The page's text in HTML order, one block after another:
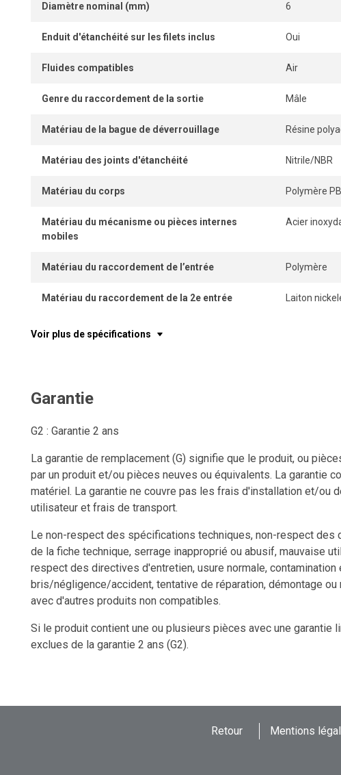
Diamètre nominal (mm) 6
Enduit d'étanchéité sur les filets inclus Oui
Fluides compatibles Air
Genre du raccordement de la sortie Mâle
Matériau de la bague de déverrouillage Résine
Matériau des joints d'étanchéité Nitrile/NBR
Matériau du corps Polymère
Matériau du mécanisme ou pièces internes
mobiles
Acier
Matériau du raccordement de l’entrée Polymère
Matériau du raccordement de la 2e entrée Laiton
Voir plus de spécifications
Garantie
G2 : Garantie 2 ans
La garantie de remplacement (G) signifie que le produit, ou
par un produit et/ou pièces neuves ou équivalents. La garantie
matériel. La garantie ne couvre pas les frais d'installation et/ou
utilisateur et frais de transport.
Le non-respect des spécifications techniques, non-respect
de la fiche technique, serrage inapproprié ou abusif, mauvaise
respect des directives d'entretien, usure normale,
bris/négligence/accident, tentative de réparation, démontage
avec d'autres produits non compatibles.
Si le produit contient une ou plusieurs pièces avec une garantie
exclues de la garantie 2 ans (G2).
Retour Mentions